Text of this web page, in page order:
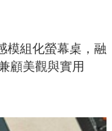
模組化螢幕桌，融
顧美觀與實用